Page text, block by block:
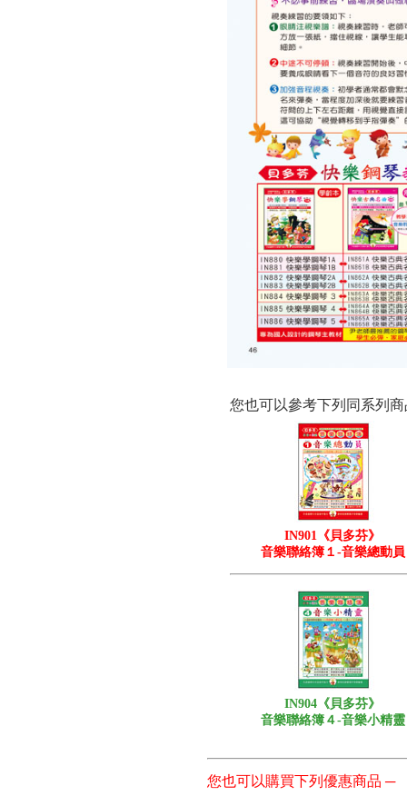
您也可以參考下列同系列
IN901《貝多芬》
音樂聯絡簿１-音樂總動員
IN904《貝多芬》
音樂聯絡簿４-音樂小精靈
您也可以購買下列優惠商品 ─